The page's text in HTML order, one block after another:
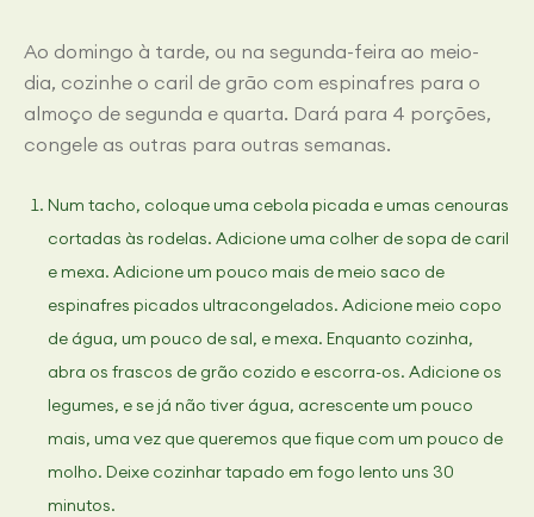
Ao domingo à tarde, ou na segunda-feira ao meio-
dia, cozinhe o caril de grão com espinafres para o
almoço de segunda e quarta. Dará para 4 porções,
congele as outras para outras semanas.
Num tacho, coloque uma cebola picada e umas cenouras
cortadas às rodelas. Adicione uma colher de sopa de caril
e mexa. Adicione um pouco mais de meio saco de
espinafres picados ultracongelados. Adicione meio copo
de água, um pouco de sal, e mexa. Enquanto cozinha,
abra os frascos de grão cozido e escorra-os. Adicione os
legumes, e se já não tiver água, acrescente um pouco
mais, uma vez que queremos que fique com um pouco de
molho. Deixe cozinhar tapado em fogo lento uns 30
minutos.